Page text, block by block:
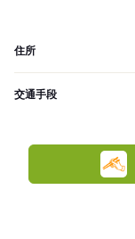
住所
交通手段